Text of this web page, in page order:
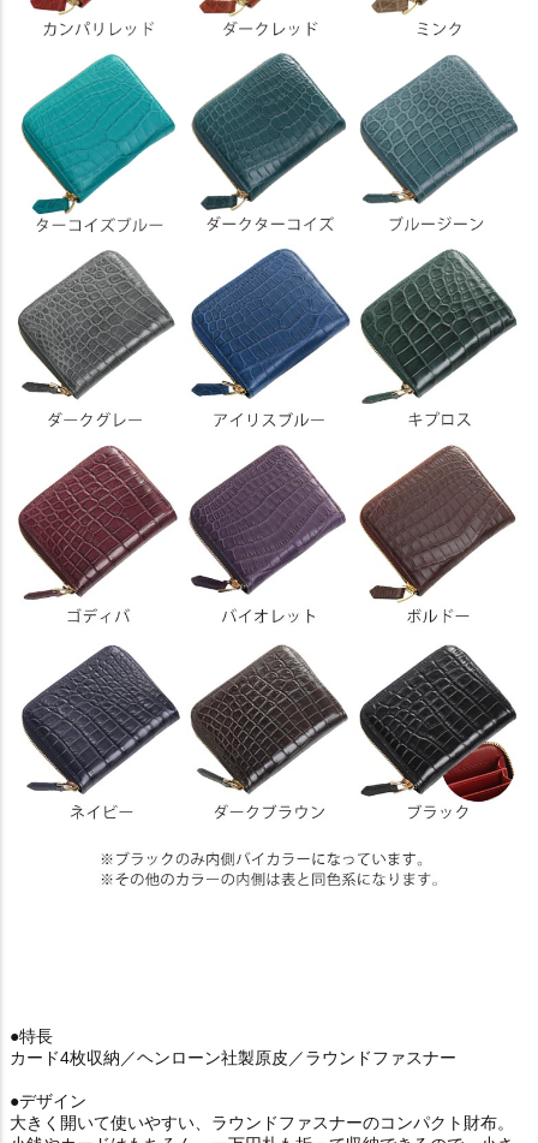
●特長
カード4枚収納／ヘンローン社製原皮／ラウンドファスナー
●デザイン
大きく開いて使いやすい、ラウンドファスナーのコンパクト財布。